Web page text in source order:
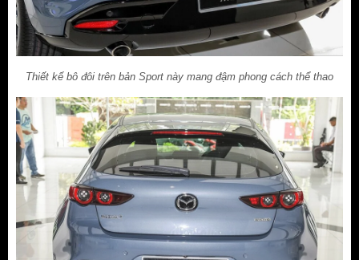
Thiết kế bô đôi trên bản Sport này mang đậm phong cách thể thao